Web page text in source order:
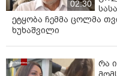
02:30
ეტყობა ჩემმა ცოლმა
ხუხაშვილი
რა